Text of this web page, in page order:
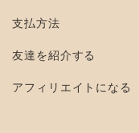
支払方法
友達を紹介する
アフィリエイトになる